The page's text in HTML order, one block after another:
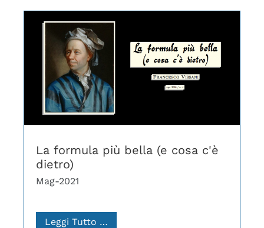
La formula più bella (e cosa c'è
dietro)
Mag-2021
Leggi Tutto …